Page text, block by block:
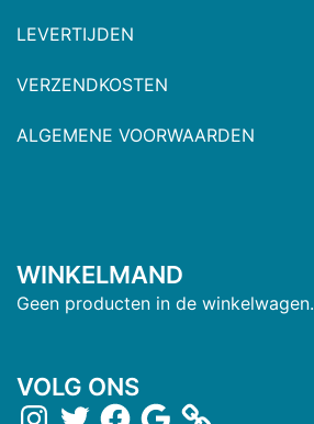
LEVERTIJDEN
VERZENDKOSTEN
ALGEMENE VOORWAARDEN
WINKELMAND
Geen producten in de winkelwagen.
VOLG ONS